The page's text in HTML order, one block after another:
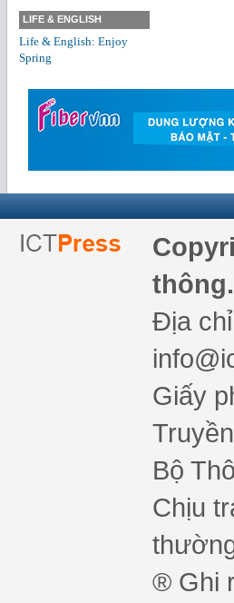
LIFE & ENGLISH
Life & English: Enjoy
Spring
thông.
Địa
Giấy
Bộ
Chịu
® Ghi